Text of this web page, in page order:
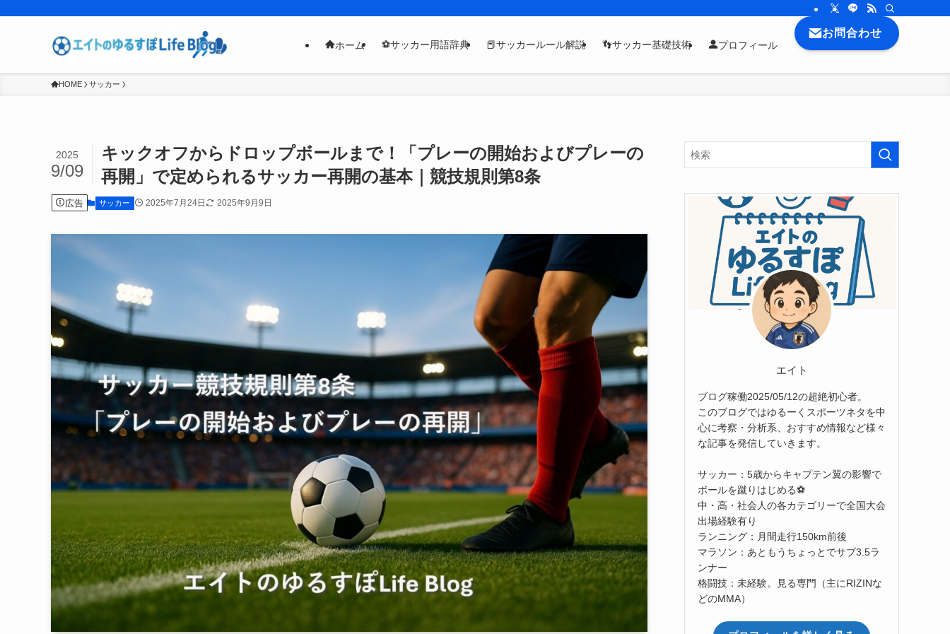
ホーム ⚽サッカー用語辞典 📕サッカールール解説 👣サッカー基礎技術 プロフィール
お問合わせ
HOME サッカー
キックオフからドロップボールまで！「プレーの開始およびプレーの
再開」で定められるサッカー再開の基本｜競技規則第8条
2025
9/09
広告 サッカー 2025年7月24日 2025年9月9日
エイト
ブログ稼働2025/05/12の超絶初心者。
このブログではゆるーくスポーツネタを中
心に考察・分析系、おすすめ情報など様々
な記事を発信していきます。
サッカー：5歳からキャプテン翼の影響で
ボールを蹴りはじめる⚽
中・高・社会人の各カテゴリーで全国大会
出場経験有り
ランニング：月間走行150km前後
マラソン：あともうちょっとでサブ3.5ラ
ンナー
格闘技：未経験。見る専門（主にRIZINな
どのMMA）